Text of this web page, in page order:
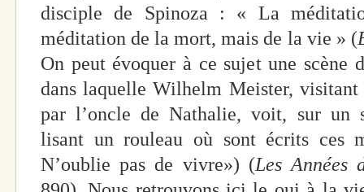
disciple de Spinoza : « La
méditation de la mort, mais de la vie » (
On peut évoquer à ce sujet une scène
dans laquelle Wilhelm Meister, visitant
par l’oncle de Nathalie, voit, sur un
lisant un rouleau où sont écrits ces
N’oublie pas de vivre») (Les Années